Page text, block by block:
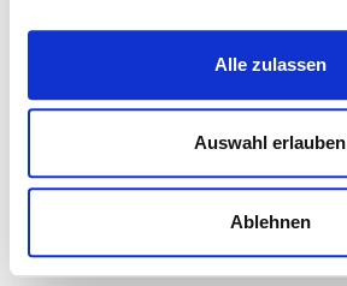
Alle zulassen
Auswahl erlauben
Ablehnen